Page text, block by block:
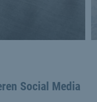
Social Media